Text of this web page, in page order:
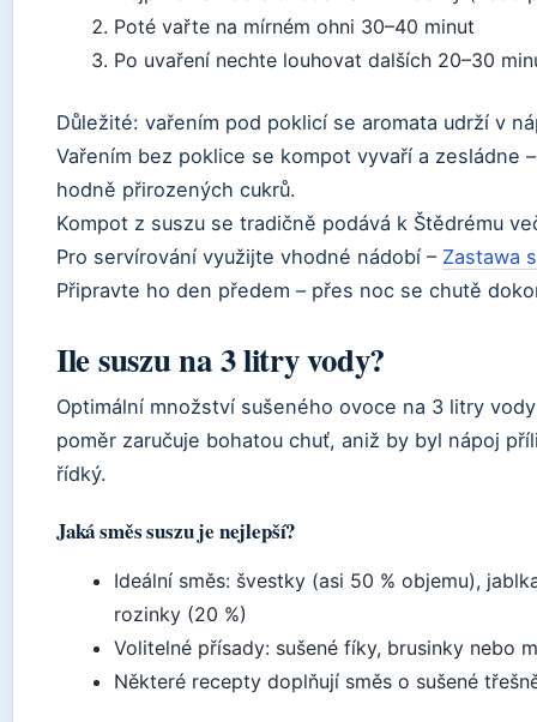
Poté vařte na mírném ohni 30–40 minut
Po uvaření nechte louhovat dalších 20–30
Důležité: vařením pod poklicí se aromata udrží v
Vařením bez poklice se kompot vyvaří a zesládne
hodně přirozených cukrů.
Kompot z suszu se tradičně podává k Štědrému
Pro servírování využijte vhodné nádobí – Zastawa
Připravte ho den předem – přes noc se chutě
Ile suszu na 3 litry vody?
Optimální množství sušeného ovoce na 3 litry
poměr zaručuje bohatou chuť, aniž by byl nápoj
řídký.
Jaká směs suszu je nejlepší?
Ideální směs: švestky (asi 50 % objemu),
rozinky (20 %)
Volitelné přísady: sušené fíky, brusinky nebo
Některé recepty doplňují směs o sušené